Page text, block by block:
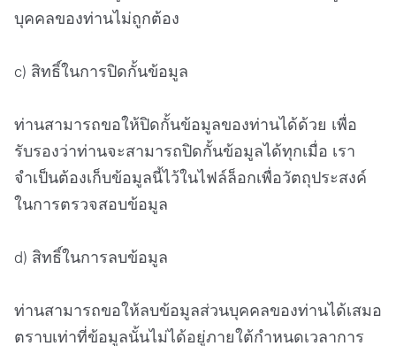
บุคคลของท่านไม่ถูกต้อง
c) สิทธิ์ในการปิดกั้นข้อมูล
ท่านสามารถขอให้ปิดกั้นข้อมูลของท่านได้ด้วย เพื่อ
รับรองว่าท่านจะสามารถปิดกั้นข้อมูลได้ทุกเมื่อ เรา
จำเป็นต้องเก็บข้อมูลนี้ไว้ในไฟล์ล็อกเพื่อวัตถุประสงค์
ในการตรวจสอบข้อมูล
d) สิทธิ์ในการลบข้อมูล
ท่านสามารถขอให้ลบข้อมูลส่วนบุคคลของท่านได้เสมอ
ตราบเท่าที่ข้อมูลนั้นไม่ได้อยู่ภายใต้กำหนดเวลาการ